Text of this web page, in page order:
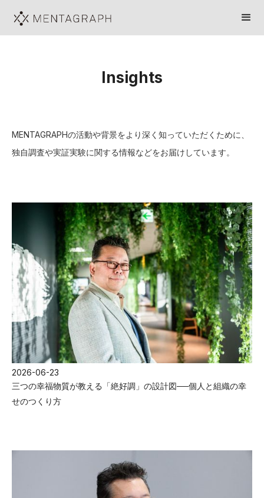
Insights
MENTAGRAPHの活動や背景をより深く知っていただくために、
独自調査や実証実験に関する情報などをお届けしています。
2026-06-23
三つの幸福物質が教える「絶好調」の設計図──個人と組織の幸
せのつくり方